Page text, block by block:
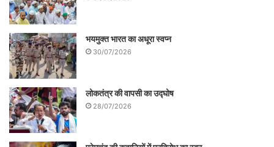
भयमुक्त भारत का अधूरा स्वप्न
30/07/2026
लोकतंत्र की वापसी का उद्घोष
28/07/2026